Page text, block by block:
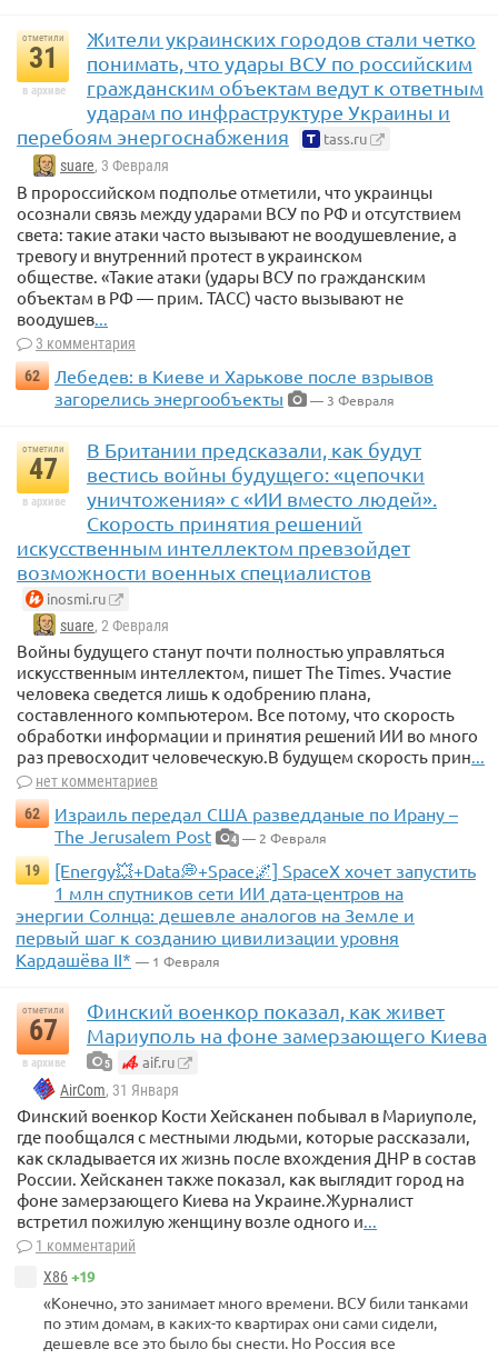
отметили
31
в архиве
Жители украинских городов стали четко
понимать, что удары ВСУ по российским
гражданским объектам ведут к ответным
ударам по инфраструктуре Украины и
перебоям энергоснабжения
tass.ru
suare, 3 Февраля
В пророссийском подполье отметили, что украинцы
осознали связь между ударами ВСУ по РФ и отсутствием
света: такие атаки часто вызывают не воодушевление, а
тревогу и внутренний протест в украинском
обществе. «Такие атаки (удары ВСУ по гражданским
объектам в РФ — прим. ТАСС) часто вызывают не
воодушев
3 комментария
62
Лебедев: в Киеве и Харькове после взрывов
загорелись энергообъекты
— 3 Февраля
отметили
47
в архиве
В Британии предсказали, как будут
вестись войны будущего: «цепочки
уничтожения» с «ИИ вместо людей».
Скорость принятия решений
искусственным интеллектом превзойдет
возможности военных специалистов
inosmi.ru
suare, 2 Февраля
Войны будущего станут почти полностью управляться
искусственным интеллектом, пишет The Times. Участие
человека сведется лишь к одобрению плана,
составленного компьютером. Все потому, что скорость
обработки информации и принятия решений ИИ во много
раз превосходит человеческую.В будущем скорость прин...
нет комментариев
62
Израиль передал США разведданые по Ирану –
The Jerusalem Post
4 — 2 Февраля
19
[Energy💥+Data💭+Space🌌] SpaceX хочет запустить
1 млн спутников сети ИИ дата-центров на
энергии Солнца: дешевле аналогов на Земле и
первый шаг к созданию цивилизации уровня
Кардашёва II* — 1 Февраля
отметили
67
в архиве
Финский военкор показал, как живет
Мариуполь на фоне замерзающего Киева
5 aif.ru
AirCom, 31 Января
Финский военкор Кости Хейсканен побывал в Мариуполе,
где пообщался с местными людьми, которые рассказали,
как складывается их жизнь после вхождения ДНР в состав
России. Хейсканен также показал, как выглядит город на
фоне замерзающего Киева на Украине.Журналист
встретил пожилую женщину возле одного и...
1 комментарий
X86+19
«Конечно, это занимает много времени. ВСУ били танками
по этим домам, в каких-то квартирах они сами сидели,
дешевле все это было бы снести. Но Россия все